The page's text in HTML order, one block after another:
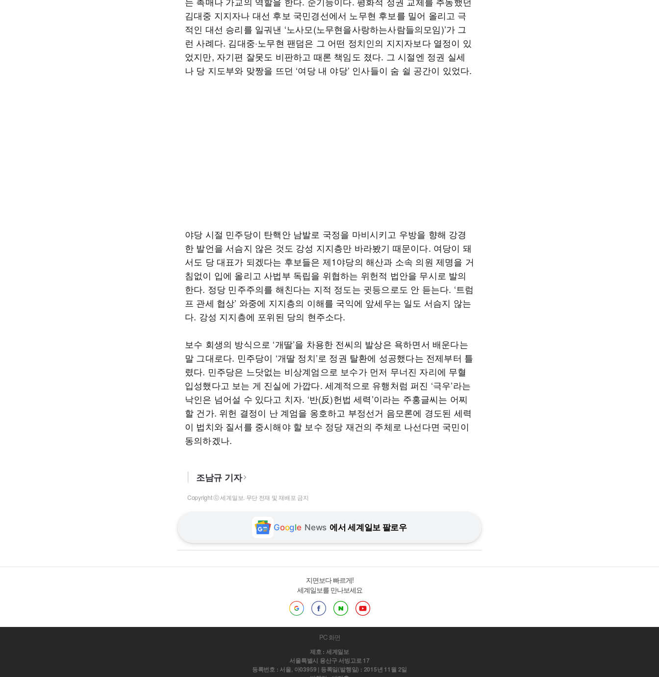
김대중 지지자나 대선 후보 국민경선에서 노무현 후보를 밀어 올리고 극
적인 대선 승리를 일궈낸 ‘노사모(노무현을사랑하는사람들의모임)’가 그
런 사례다. 김대중·노무현 팬덤은 그 어떤 정치인의 지지자보다 열정이 있
었지만, 자기편 잘못도 비판하고 때론 책임도 졌다. 그 시절엔 정권 실세
나 당 지도부와 맞짱을 뜨던 ‘여당 내 야당’ 인사들이 숨 쉴 공간이 있었다.
야당 시절 민주당이 탄핵안 남발로 국정을 마비시키고 우방을 향해 강경
한 발언을 서슴지 않은 것도 강성 지지층만 바라봤기 때문이다. 여당이 돼
서도 당 대표가 되겠다는 후보들은 제1야당의 해산과 소속 의원 제명을 거
침없이 입에 올리고 사법부 독립을 위협하는 위헌적 법안을 무시로 발의
한다. 정당 민주주의를 해친다는 지적 정도는 귓등으로도 안 듣는다. ‘트럼
프 관세 협상’ 와중에 지지층의 이해를 국익에 앞세우는 일도 서슴지 않는
다. 강성 지지층에 포위된 당의 현주소다.
보수 회생의 방식으로 ‘개딸’을 차용한 전씨의 발상은 욕하면서 배운다는
말 그대로다. 민주당이 ‘개딸 정치’로 정권 탈환에 성공했다는 전제부터 틀
렸다. 민주당은 느닷없는 비상계엄으로 보수가 먼저 무너진 자리에 무혈
입성했다고 보는 게 진실에 가깝다. 세계적으로 유행처럼 퍼진 ‘극우’라는
낙인은 넘어설 수 있다고 치자. ‘반(反)헌법 세력’이라는 주홍글씨는 어찌
할 건가. 위헌 결정이 난 계엄을 옹호하고 부정선거 음모론에 경도된 세력
이 법치와 질서를 중시해야 할 보수 정당 재건의 주체로 나선다면 국민이
동의하겠나.
조남규 기자
Copyright ⓒ 세계일보. 무단 전재 및 재배포 금지
Google News 에서 세계일보 팔로우
지면보다 빠르게!
세계일보를 만나보세요
PC 화면
제호 : 세계일보
서울특별시 용산구 서빙고로 17
등록번호 : 서울, 아03959 | 등록일(발행일) : 2015년 11월 2일